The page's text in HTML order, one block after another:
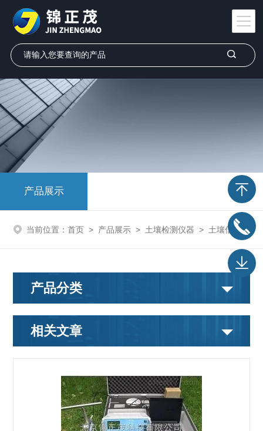
产品展示
当前位置： 首页 > 产品展示 > 土壤检测仪器 > 土壤信息采集评估系统
产品分类
相关文章